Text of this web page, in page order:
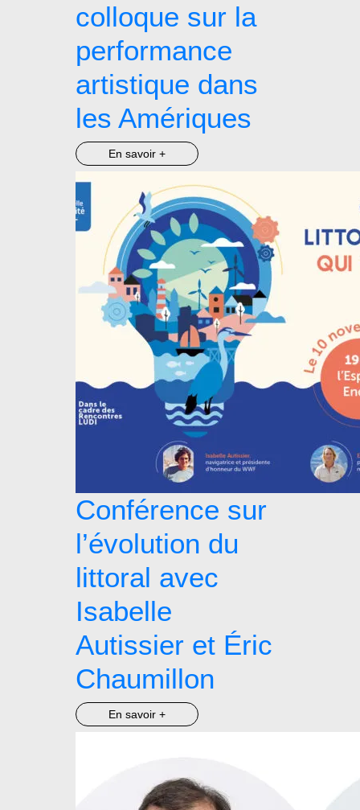
colloque sur la
performance
artistique dans
les Amériques
En savoir +
Conférence sur
l’évolution du
littoral avec
Isabelle
Autissier et Éric
Chaumillon
En savoir +